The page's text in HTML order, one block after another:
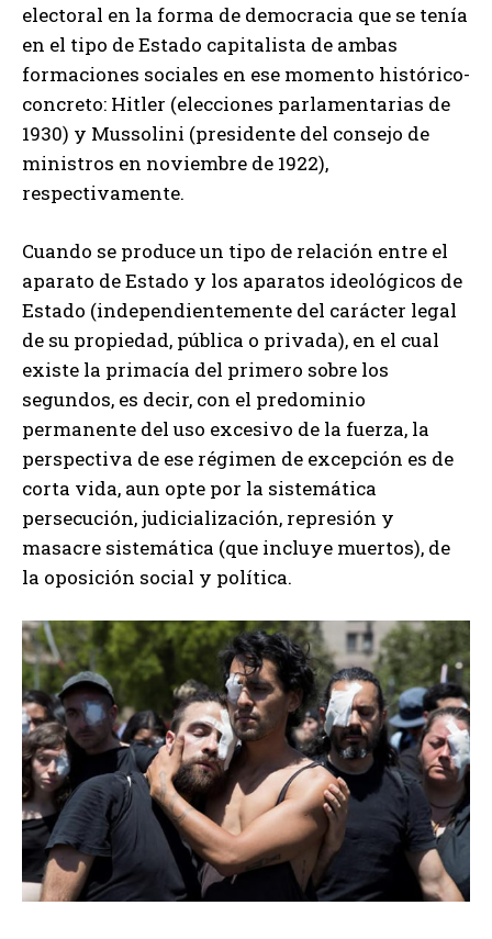
electoral en la forma de democracia que se tenía
en el tipo de Estado capitalista de ambas
formaciones sociales en ese momento histórico-
concreto: Hitler (elecciones parlamentarias de
1930) y Mussolini (presidente del consejo de
ministros en noviembre de 1922),
respectivamente.
Cuando se produce un tipo de relación entre el
aparato de Estado y los aparatos ideológicos de
Estado (independientemente del carácter legal
de su propiedad, pública o privada), en el cual
existe la primacía del primero sobre los
segundos, es decir, con el predominio
permanente del uso excesivo de la fuerza, la
perspectiva de ese régimen de excepción es de
corta vida, aun opte por la sistemática
persecución, judicialización, represión y
masacre sistemática (que incluye muertos), de
la oposición social y política.